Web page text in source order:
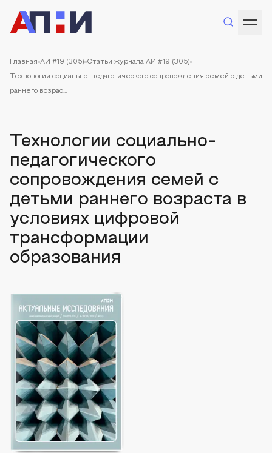
Главная АИ #19 (305) Статьи журнала АИ #19 (305)
Технологии социально-педагогического сопровождения семей с детьми
раннего возрас...
Технологии социально-
педагогического
сопровождения семей с
детьми раннего возраста в
условиях цифровой
трансформации
образования